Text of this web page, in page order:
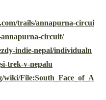
trails/annapurna-circui
circuit/
indie-nepal/individualn
trek-v-nepalu
wiki/File:South_Face_of_A